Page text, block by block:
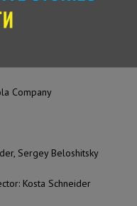
Company
Sergey Beloshitsky
Kosta Schneider